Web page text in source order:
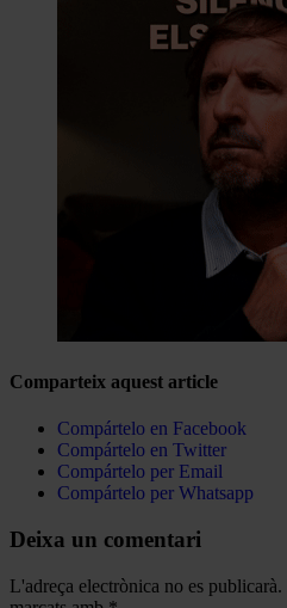
Comparteix aquest article
Compártelo en Facebook
Compártelo en Twitter
Compártelo per Email
Compártelo per Whatsapp
Deixa un comentari
L'adreça electrònica no es publicarà.